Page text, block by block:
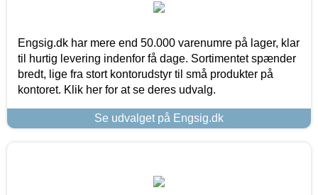
Engsig.dk har mere end 50.000 varenumre på lager, klar
til hurtig levering indenfor få dage. Sortimentet spænder
bredt, lige fra stort kontorudstyr til små produkter på
kontoret. Klik her for at se deres udvalg.
Se udvalget på Engsig.dk